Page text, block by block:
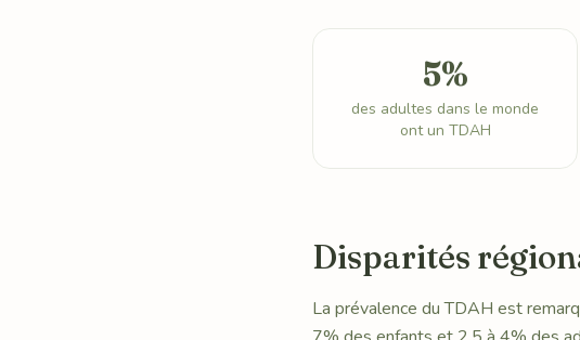
5%
des adultes dans le monde
ont un TDAH
Disparités
La prévalence du TDAH est